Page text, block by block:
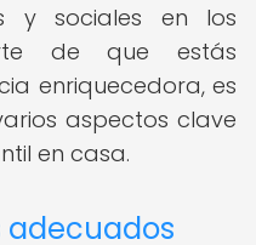
y sociales en los
de que estás
enriquecedora, es
aspectos clave
en casa.
adecuados